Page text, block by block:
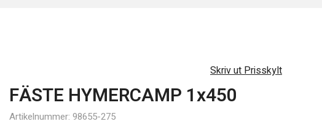
Skriv ut Prisskylt
FÄSTE HYMERCAMP 1x450
Artikelnummer: 98655-275